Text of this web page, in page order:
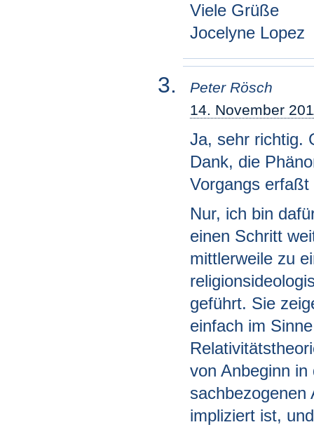
Viele Grüße
Jocelyne Lopez
Peter Rösch
14. November
Ja, sehr richtig.
Dank, die
Vorgangs
Nur, ich bin
einen Schritt
mittlerweile zu
geführt. Sie
einfach im
von Anbeginn
sachbezogenen
impliziert ist,